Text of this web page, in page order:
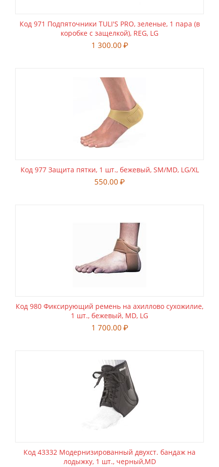
Код 971 Подпяточники TULI'S PRO, зеленые, 1 пара (в
коробке с защелкой), REG, LG
1 300.00 ₽
Код 977 Защита пятки, 1 шт., бежевый, SM/MD, LG/XL
550.00 ₽
Код 980 Фиксирующий ремень на ахиллово сухожилие,
1 шт., бежевый, MD, LG
1 700.00 ₽
Код 43332 Модернизированный двухст. бандаж на
лодыжку, 1 шт., черный,MD